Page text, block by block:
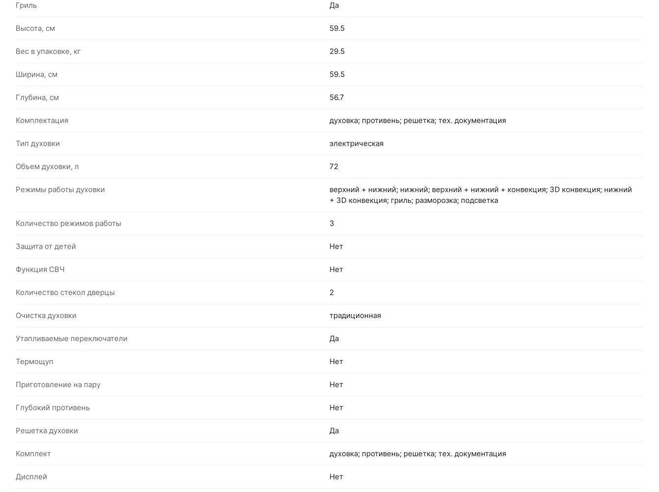
Гриль Да
Высота, см 59.5
Вес в упаковке, кг 29.5
Ширина, см 59.5
Глубина, см 56.7
Комплектация духовка; противень; решетка; тех. документация
Тип духовки электрическая
Объем духовки, л 72
Режимы работы духовки
верхний + нижний; нижний; верхний + нижний + конвекция; 3D конвекция; нижний
+ 3D конвекция; гриль; разморозка; подсветка
Количество режимов работы 3
Защита от детей Нет
Функция СВЧ Нет
Количество стекол дверцы 2
Очистка духовки традиционная
Утапливаемые переключатели Да
Термощуп Нет
Приготовление на пару Нет
Глубокий противень Нет
Решетка духовки Да
Комплект духовка; противень; решетка; тех. документация
Дисплей Нет